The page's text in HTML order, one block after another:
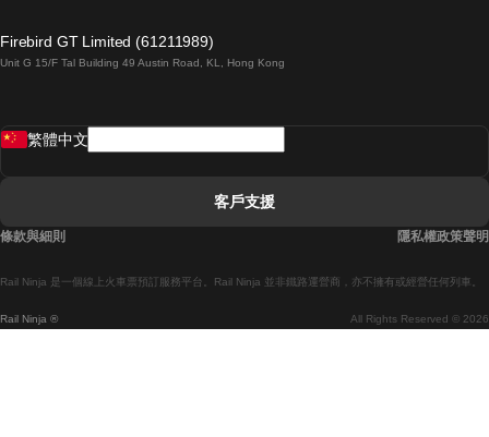
羅馬開往拿坡里的列車
Firebird GT Limited (61211989)
Unit G 15/F Tal Building 49 Austin Road, KL, Hong Kong
Rail Ninja ® All Rights Reserved © 2026
Rail Ninja 是一個線上火車票預訂服務平台。Rail Ninja 並非鐵路運營商，亦不擁有或經營任何列車。
繁體中文
客戶支援
條款與細則 隱私權政策聲明